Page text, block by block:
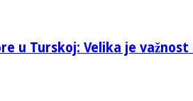
u Turskoj: Velika je